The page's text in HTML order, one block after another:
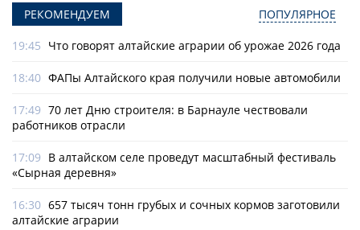
РЕКОМЕНДУЕМ ПОПУЛЯРНОЕ
19:45 Что говорят алтайские аграрии об урожае 2026 года
18:40 ФАПы Алтайского края получили новые автомобили
17:49 70 лет Дню строителя: в Барнауле чествовали
работников отрасли
17:09 В алтайском селе проведут масштабный фестиваль
«Сырная деревня»
16:30 657 тысяч тонн грубых и сочных кормов заготовили
алтайские аграрии